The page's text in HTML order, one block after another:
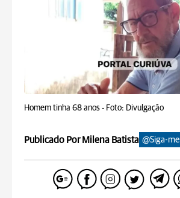
Homem tinha 68 anos - Foto: Divulgação
Publicado Por Milena Batista @Siga-me